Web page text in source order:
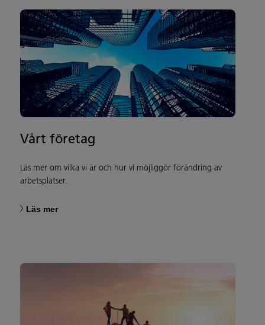
Vårt företag
Läs mer om vilka vi är och hur vi möjliggör förändring av
arbetsplatser.
Läs mer